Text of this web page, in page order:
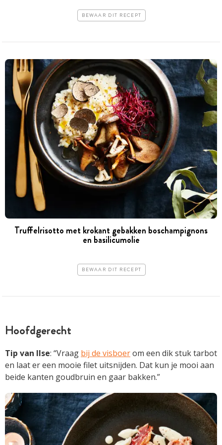
BEWAAR DIT RECEPT
Truffelrisotto met krokant gebakken boschampignons
en basilicumolie
BEWAAR DIT RECEPT
Hoofdgerecht
Tip van Ilse: “Vraag bij de visboerom een dik stuk tarbot
en laat er een mooie filet uitsnijden. Dat kun je mooi aan
beide kanten goudbruin en gaar bakken.”